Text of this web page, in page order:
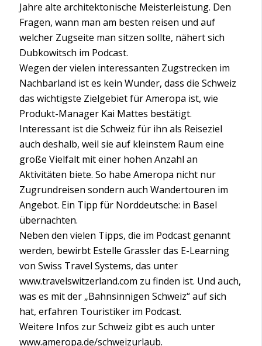
Jahre alte architektonische Meisterleistung. Den
Fragen, wann man am besten reisen und auf
welcher Zugseite man sitzen sollte, nähert sich
Dubkowitsch im Podcast.
Wegen der vielen interessanten Zugstrecken im
Nachbarland ist es kein Wunder, dass die Schweiz
das wichtigste Zielgebiet für Ameropa ist, wie
Produkt-Manager Kai Mattes bestätigt.
Interessant ist die Schweiz für ihn als Reiseziel
auch deshalb, weil sie auf kleinstem Raum eine
große Vielfalt mit einer hohen Anzahl an
Aktivitäten biete. So habe Ameropa nicht nur
Zugrundreisen sondern auch Wandertouren im
Angebot. Ein Tipp für Norddeutsche: in Basel
übernachten.
Neben den vielen Tipps, die im Podcast genannt
werden, bewirbt Estelle Grassler das E-Learning
von Swiss Travel Systems, das unter
www.travelswitzerland.com zu finden ist. Und auch,
was es mit der „Bahnsinnigen Schweiz“ auf sich
hat, erfahren Touristiker im Podcast.
Weitere Infos zur Schweiz gibt es auch unter
www.ameropa.de/schweizurlaub.